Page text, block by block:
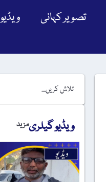
تصویر کہانی ویڈیو
ویڈیو گیلریمزید